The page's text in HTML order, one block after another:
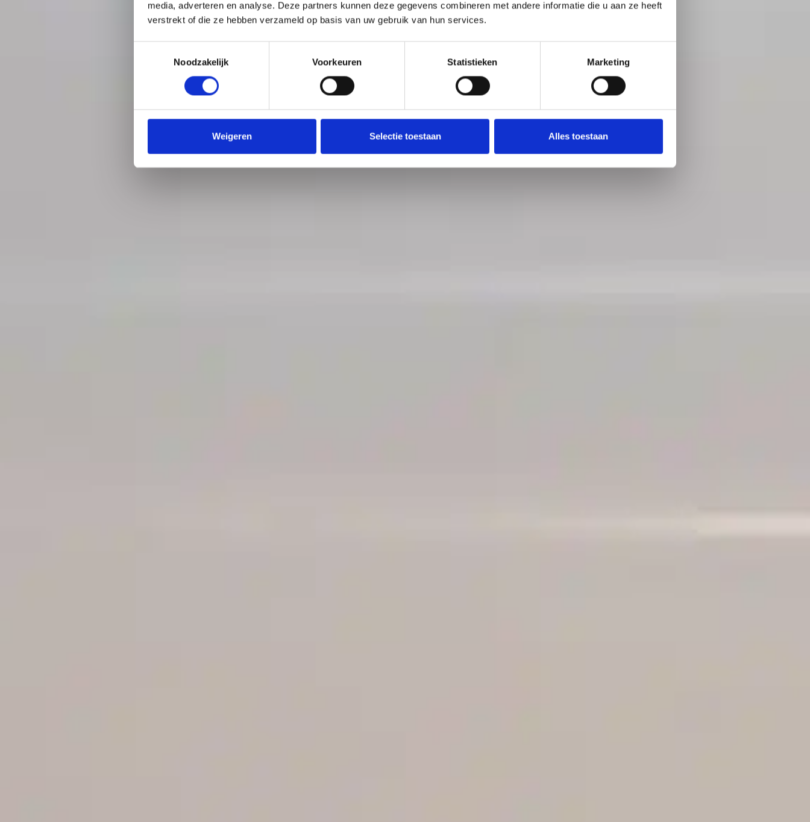
media, adverteren en analyse. Deze partners kunnen deze gegevens combineren met andere informatie die u aan ze heeft
verstrekt of die ze hebben verzameld op basis van uw gebruik van hun services.
Noodzakelijk
Voorkeuren Statistieken Marketing
Weigeren Selectie toestaan Alles toestaan